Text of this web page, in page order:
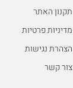
תקנון האתר
מדיניות פרטיות
הצהרת נגישות
צור קשר